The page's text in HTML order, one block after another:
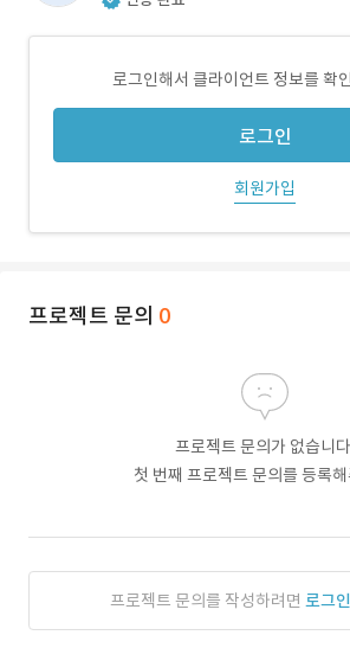
로그인해서 클라이언트 정보를 확
로그인
회원가입
프로젝트 문의 0
프로젝트 문의가 없습니
첫 번째 프로젝트 문의를 등록
프로젝트 문의를 작성하려면 로그인